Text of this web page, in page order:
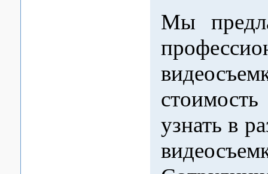
Мы
узнать в